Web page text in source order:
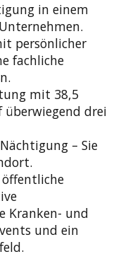
in einem
persönlicher
fachliche
mit 38,5
drei
– Sie
Kranken- und
und ein